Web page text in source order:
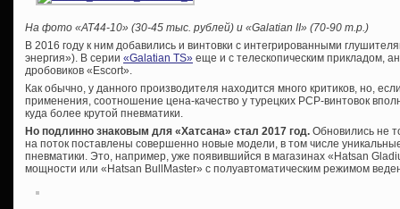
На фото «AT44-10» (30-45 тыс. рублей) и «Galatian II» (70-90 т.р.)
В 2016 году к ним добавились и винтовки с интегрированными
энергия»). В серии «Galatian TS» еще и с телескопическим прикладом,
дробовиков «Escort».
Как обычно, у данного производителя находится много критиков, но,
применения, соотношение цена-качество у турецких PCP-винтовок
куда более крутой пневматики.
Но подлинно знаковым для «Хатсана» стал 2017 год. Обновились не
на поток поставлены совершенно новые модели, в том числе
пневматики. Это, например, уже появившийся в магазинах «Hatsan
мощности или «Hatsan BullMaster» с полуавтоматическим режимом